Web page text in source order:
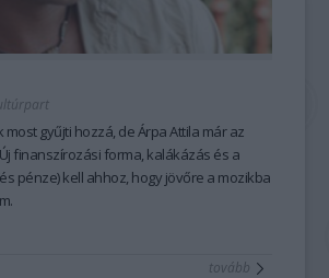
most gyűjti hozzá, de Árpa Attila már az
finanszírozási forma, kalákázás és a
pénze) kell ahhoz, hogy jövőre a mozikba
tovább